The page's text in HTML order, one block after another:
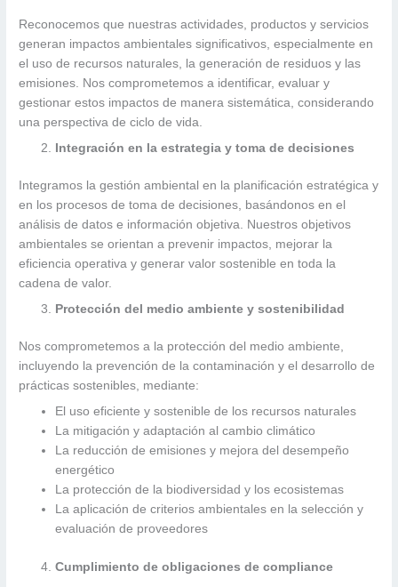
Reconocemos que nuestras actividades, productos y servicios
generan impactos ambientales significativos, especialmente en
el uso de recursos naturales, la generación de residuos y las
emisiones. Nos comprometemos a identificar, evaluar y
gestionar estos impactos de manera sistemática, considerando
una perspectiva de ciclo de vida.
Integración en la estrategia y toma de decisiones
Integramos la gestión ambiental en la planificación estratégica y
en los procesos de toma de decisiones, basándonos en el
análisis de datos e información objetiva. Nuestros objetivos
ambientales se orientan a prevenir impactos, mejorar la
eficiencia operativa y generar valor sostenible en toda la
cadena de valor.
Protección del medio ambiente y sostenibilidad
Nos comprometemos a la protección del medio ambiente,
incluyendo la prevención de la contaminación y el desarrollo de
prácticas sostenibles, mediante:
El uso eficiente y sostenible de los recursos naturales
La mitigación y adaptación al cambio climático
La reducción de emisiones y mejora del desempeño
energético
La protección de la biodiversidad y los ecosistemas
La aplicación de criterios ambientales en la selección y
evaluación de proveedores
Cumplimiento de obligaciones de compliance